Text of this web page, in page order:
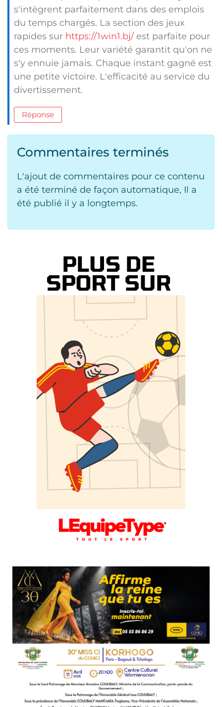
s'intègrent parfaitement dans des emplois
du temps chargés. La section des jeux
rapides sur https://1win1.bj/est parfaite pour
ces moments. Leur variété garantit qu'on ne
s'y ennuie jamais. Chaque instant gagné est
une petite victoire. L'efficacité au service du
divertissement.
Réponse
Commentaires terminés
L'ajout de commentaires pour ce contenu
a été terminé de façon automatique, Il a
été publié il y a longtemps.